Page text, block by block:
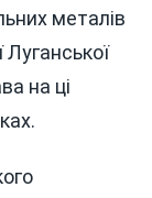
металів
Луганської
на ці